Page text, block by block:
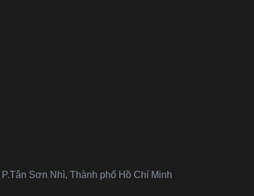
Sơn Nhì, Thành phố Hồ Chí Minh